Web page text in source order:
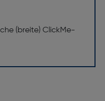
(breite) ClickMe-